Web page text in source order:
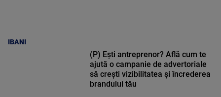
IBANI
(P) Ești antreprenor? Află cum te
ajută o campanie de advertoriale
să crești vizibilitatea și încrederea
brandului tău